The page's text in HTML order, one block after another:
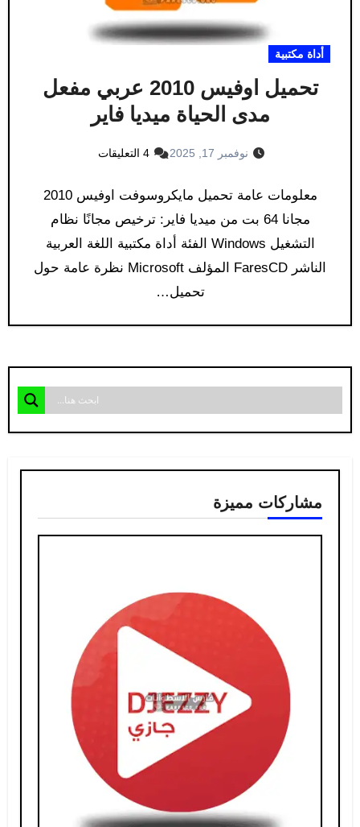
أداة مكتبية
تحميل اوفيس 2010 عربي مفعل
مدى الحياة ميديا فاير
نوفمبر 17, 2025 4 التعليقات
معلومات عامة تحميل مايكروسوفت اوفيس 2010
مجانا 64 بت من ميديا فاير: ترخيص مجانًا نظام
التشغيل Windows الفئة أداة مكتبية اللغة العربية
الناشر FaresCD المؤلف Microsoft نظرة عامة حول
تحميل…
مشاركات مميزة